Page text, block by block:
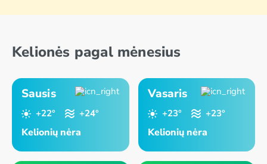
Kelionės pagal mėnesius
Sausis
+22° +24°
Kelionių nėra
Vasaris
+23° +23°
Kelionių nėra